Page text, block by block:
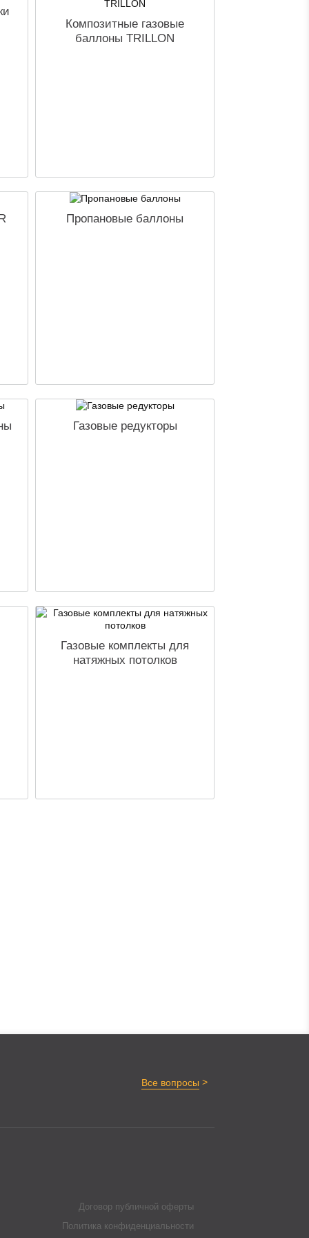
Композитные газовые
баллоны TRILLON
Пропановые баллоны
Газовые редукторы
Газовые комплекты для
натяжных потолков
Все вопросы >
Договор публичной оферты
Политика конфиденциальности